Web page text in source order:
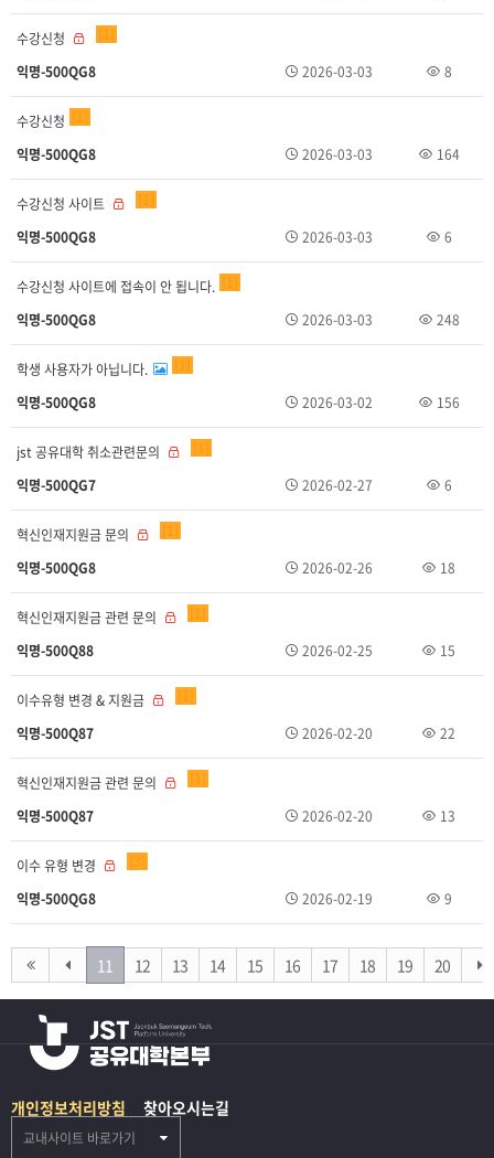
1
수강신청
익명-500QG8
2026-03-03 8
1
수강신청
익명-500QG8
2026-03-03 164
1
수강신청 사이트
익명-500QG8
2026-03-03 6
1
수강신청 사이트에 접속이 안 됩니다.
익명-500QG8
2026-03-03 248
1
학생 사용자가 아닙니다.
익명-500QG8
2026-03-02 156
1
jst 공유대학 취소관련문의
익명-500QG7
2026-02-27 6
1
혁신인재지원금 문의
익명-500QG8
2026-02-26 18
1
혁신인재지원금 관련 문의
익명-500Q88
2026-02-25 15
1
이수유형 변경 & 지원금
익명-500Q87
2026-02-20 22
1
혁신인재지원금 관련 문의
익명-500Q87
2026-02-20 13
3
이수 유형 변경
익명-500QG8
2026-02-19 9
11 12 13 14 15 16 17 18 19 20
개인정보처리방침 찾아오시는길
교내사이트 바로가기